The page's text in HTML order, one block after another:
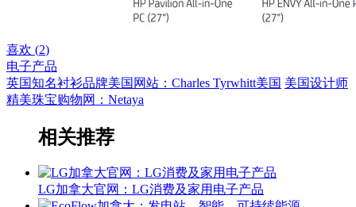
喜欢 (2)
电子产品
英国知名衬衫品牌美国网站：Charles Tyrwhitt美国 美国设计师
精美珠宝购物网：Netaya
相关推荐
LG加拿大官网：LG消费及家用电子产品